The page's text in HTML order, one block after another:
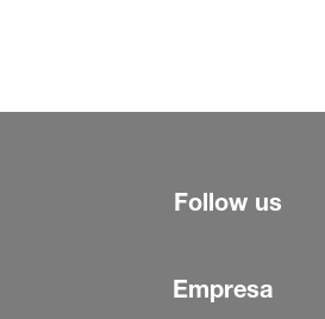
Follow us
Empresa